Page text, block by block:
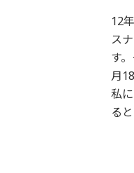
12
ス
す
月
私
る